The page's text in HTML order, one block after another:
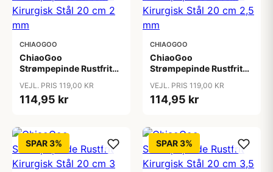
CHIAOGOO
ChiaoGoo
Strømpepinde Rustfrit
mm
VEJL. PRIS 119,00 KR
114,95 kr
CHIAOGOO
ChiaoGoo
Strømpepinde Rustfrit
mm
VEJL. PRIS 119,00 KR
114,95 kr
SPAR 3% SPAR 3%